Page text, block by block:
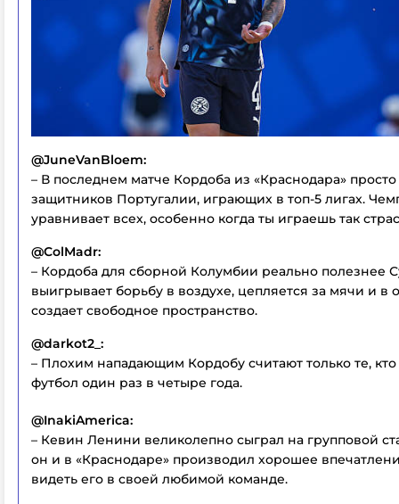
@JuneVanBloem:
– В последнем матче Кордоба из «Краснодара»
защитников Португалии, играющих в топ-5 лигах.
уравнивает всех, особенно когда ты играешь так
@ColMadr:
– Кордоба для сборной Колумбии реально полезнее
выигрывает борьбу в воздухе, цепляется за мячи и в
создает свободное пространство.
@darkot2_:
– Плохим нападающим Кордобу считают только те,
футбол один раз в четыре года.
@InakiAmerica:
– Кевин Ленини великолепно сыграл на групповой
он и в «Краснодаре» производил хорошее
видеть его в своей любимой команде.